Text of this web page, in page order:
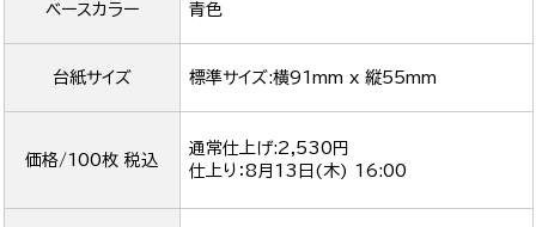
ベースカラー 青色
台紙サイズ 標準サイズ:横91mm x 縦55mm
価格/100枚 税込
通常仕上げ:2,530円
仕上り：8月13日(木) 16:00